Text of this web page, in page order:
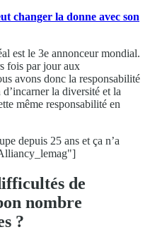
changer la donne avec son
est le 3e annonceur mondial.
fois par jour aux
avons donc la responsabilité
d’incarner la diversité et la
même responsabilité en
depuis 25 ans et ça n’a
de
nombre
?